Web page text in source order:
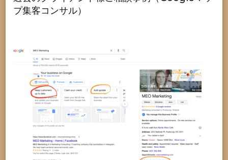
プ集客コンサル）